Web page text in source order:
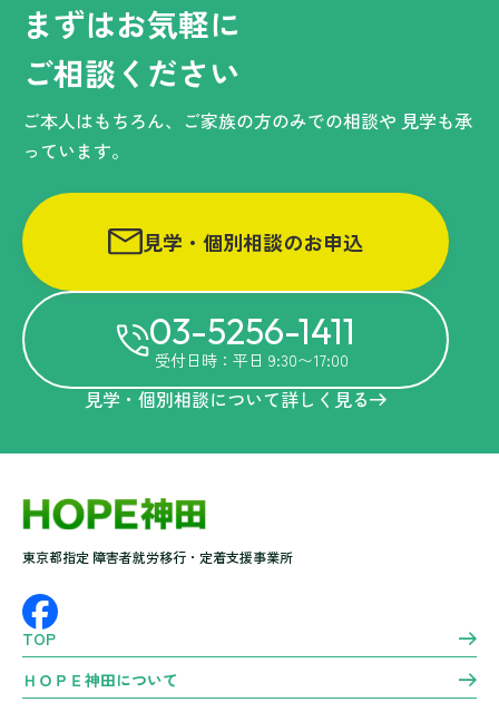
まずはお気軽に
ご相談ください
ご本人はもちろん、ご家族の方のみでの相談や 見学も承
っています。
見学・個別相談のお申込
03-5256-1411
受付日時：平日 9:30〜17:00
見学・個別相談について詳しく見る
東京都指定 障害者就労移行・定着支援事業所
TOP
ＨＯＰＥ神田について